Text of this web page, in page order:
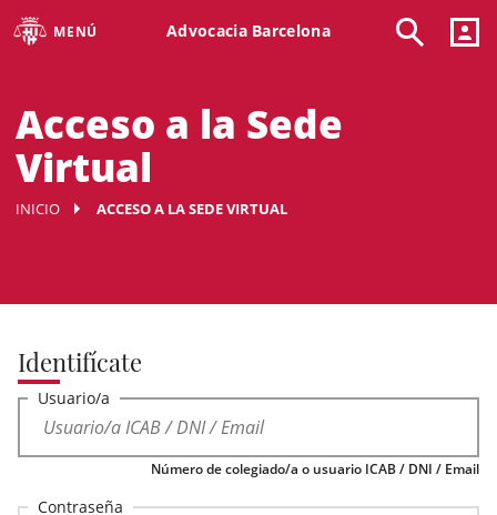
MENÚ Advocacia Barcelona
Acceso a la Sede
Virtual
INICIO ACCESO A LA SEDE VIRTUAL
Identifícate
Usuario/a
Número de colegiado/a o usuario ICAB / DNI / Email
Contraseña